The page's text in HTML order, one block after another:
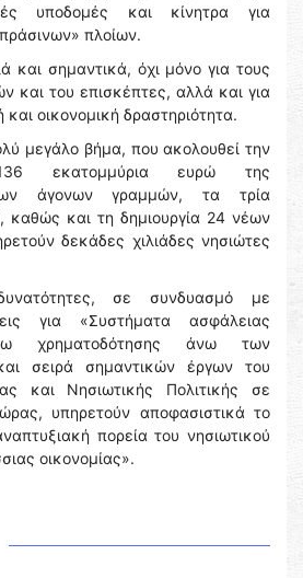
υποδομές και κίνητρα για
πλοίων.
και σημαντικά, όχι μόνο για τους
και του επισκέπτες, αλλά και για
και οικονομική δραστηριότητα.
μεγάλο βήμα, που ακολουθεί την
εκατομμύρια ευρώ της
άγονων γραμμών, τα τρία
καθώς και τη δημιουργία 24 νέων
δεκάδες χιλιάδες νησιώτες
σε συνδυασμό με
για «Συστήματα ασφάλειας
χρηματοδότησης άνω των
σειρά σημαντικών έργων του
και Νησιωτικής Πολιτικής σε
υπηρετούν αποφασιστικά το
πορεία του νησιωτικού
οικονομίας».